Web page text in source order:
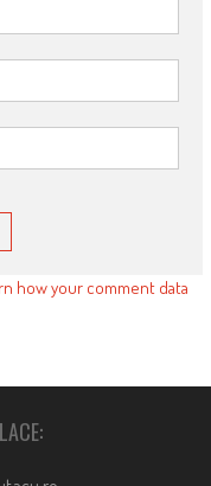
how your comment data